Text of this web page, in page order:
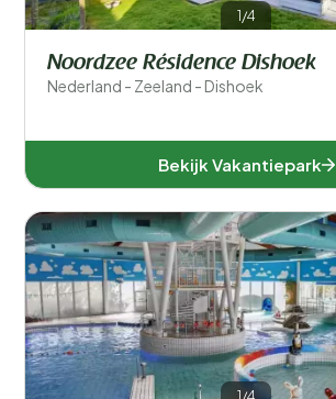
1/4
Noordzee Résidence Dishoek
Nederland - Zeeland - Dishoek
Bekijk Vakantiepark